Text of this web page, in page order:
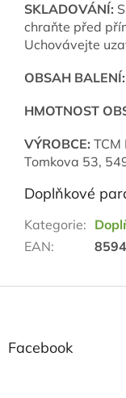
SKLADOVÁNÍ:
chraňte před
Uchovávejte
OBSAH BALENÍ:
HMOTNOST
VÝROBCE: TCM
Tomkova 53,
Doplňkové
Kategorie:
EAN:
Facebook